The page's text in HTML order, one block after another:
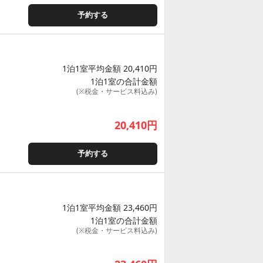
予約する
1泊1室平均金額 20,410円
1泊1室の合計金額
(※税金・サービス料込み)
20,410円
予約する
1泊1室平均金額 23,460円
1泊1室の合計金額
(※税金・サービス料込み)